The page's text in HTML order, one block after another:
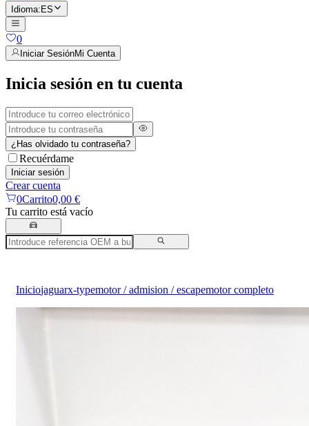
Idioma:ES
0
Iniciar SesiónMi Cuenta
Inicia sesión en tu cuenta
¿Has olvidado tu contraseña?
Recuérdame
Iniciar sesión
Crear cuenta
0Carrito0,00 €
Tu carrito está vacío
Iniciojaguarx-typemotor / admision / escapemotor completo